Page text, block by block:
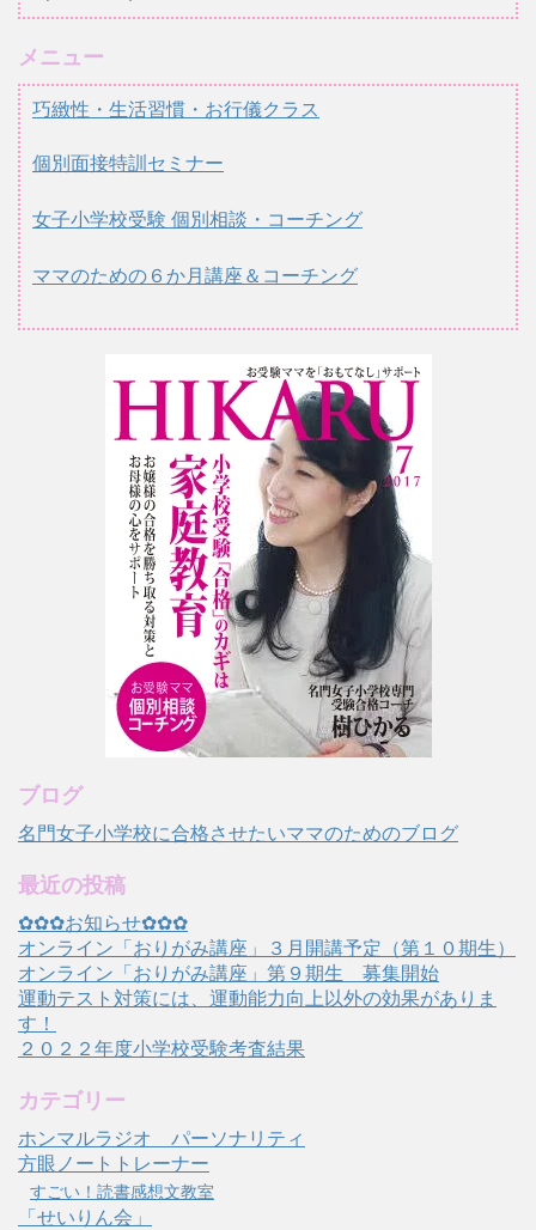
メニュー
巧緻性・生活習慣・お行儀クラス
個別面接特訓セミナー
女子小学校受験 個別相談・コーチング
ママのための６か月講座＆コーチング
ブログ
名門女子小学校に合格させたいママのためのブログ
最近の投稿
✿✿✿お知らせ✿✿✿
オンライン「おりがみ講座」３月開講予定（第１０期生）
オンライン「おりがみ講座」第９期生 募集開始
運動テスト対策には、運動能力向上以外の効果がありま
す！
２０２２年度小学校受験考査結果
カテゴリー
ホンマルラジオ パーソナリティ
方眼ノートトレーナー
すごい！読書感想文教室
「せいりん会」